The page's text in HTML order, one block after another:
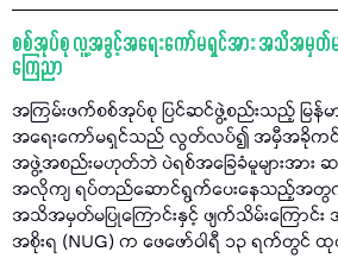
စစ်အုပ်စု လူ့အခွင့်အရေးကော်မရှင်အား အသိအမှတ်မပ
ကြေညာ
အကြမ်းဖက်စစ်အုပ်စု ပြင်ဆင်ဖွဲ့စည်းသည့် မြန်
အရေးကော်မရှင်သည် လွတ်လပ်၍ အမှီအခိုက
အဖွဲ့အစည်းမဟုတ်ဘဲ ပဲရစ်အခြေခံမူများအား ဆ
အလိုကျ ရပ်တည်ဆောင်ရွက်ပေးနေသည့်အတွ
အသိအမှတ်မပြုကြောင်းနှင့် ဖျက်သိမ်းကြောင်း
အစိုးရ (NUG) က ဖေဖော်ဝါရီ ၁၃ ရက်တွင်